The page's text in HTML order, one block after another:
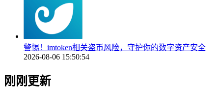
警惕！imtoken相关盗币风险，守护你的数字资产安全
2026-08-06 15:50:54
刚刚更新